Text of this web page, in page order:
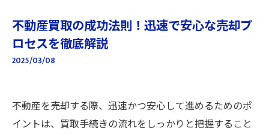
不動産買取の成功法則！迅速で安心な売却プ
ロセスを徹底解説
2025/03/08
不動産を売却する際、迅速かつ安心して進めるためのポ
イントは、買取手続きの流れをしっかりと把握すること